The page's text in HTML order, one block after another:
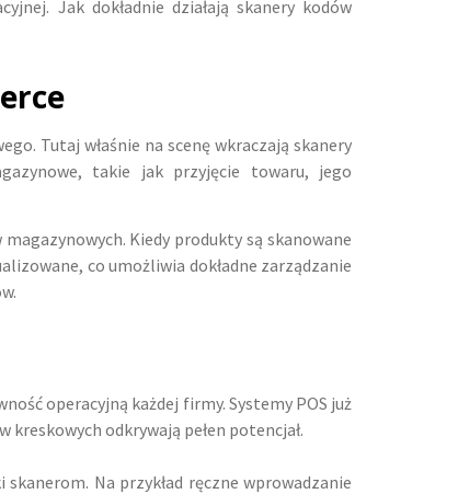
Jak dokładnie działają skanery kodów
Tutaj właśnie na scenę wkraczają skanery
takie jak przyjęcie towaru, jego
Kiedy produkty są skanowane
co umożliwia dokładne zarządzanie
operacyjną każdej firmy. Systemy POS już
odkrywają pełen potencjał.
Na przykład ręczne wprowadzanie